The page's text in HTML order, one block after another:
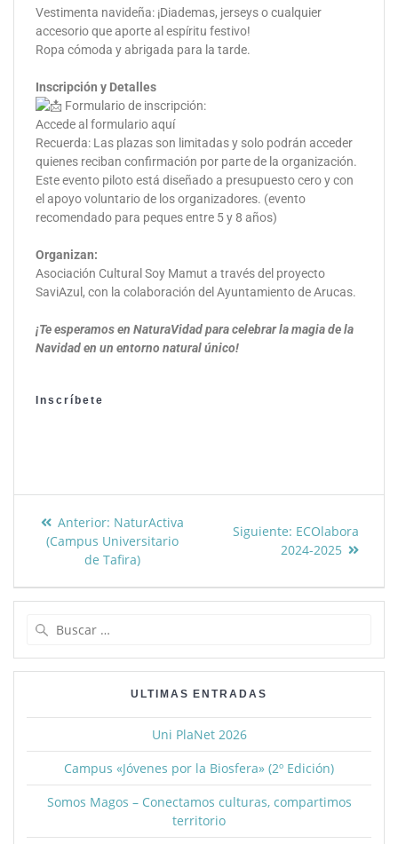
Vestimenta navideña: ¡Diademas, jerseys o cualquier
accesorio que aporte al espíritu festivo!
Ropa cómoda y abrigada para la tarde.
Inscripción y Detalles
Formulario de inscripción:
Accede al formulario aquí
Recuerda: Las plazas son limitadas y solo podrán acceder
quienes reciban confirmación por parte de la organización.
Este evento piloto está diseñado a presupuesto cero y con
el apoyo voluntario de los organizadores. (evento
recomendado para peques entre 5 y 8 años)
Organizan:
Asociación Cultural Soy Mamut a través del proyecto
SaviAzul, con la colaboración del Ayuntamiento de Arucas.
¡Te esperamos en NaturaVidad para celebrar la magia de la
Navidad en un entorno natural único!
Inscríbete
Anterior: NaturActiva
(Campus Universitario
de Tafira)
Siguiente: ECOlabora
2024-2025
ULTIMAS ENTRADAS
Uni PlaNet 2026
Campus «Jóvenes por la Biosfera» (2º Edición)
Somos Magos – Conectamos culturas, compartimos
territorio